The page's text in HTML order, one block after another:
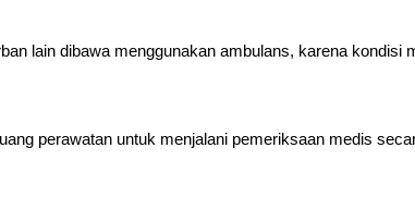
lain dibawa menggunakan ambulans, karena
perawatan untuk menjalani pemeriksaan medis